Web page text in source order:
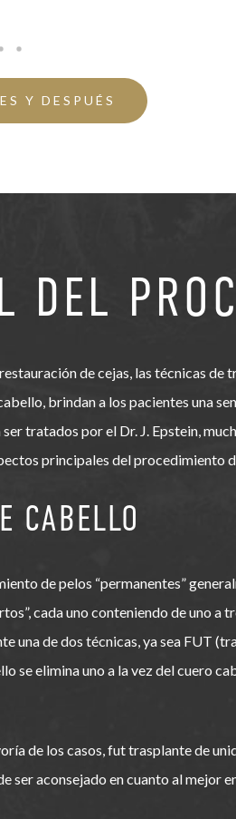
Y DESPUÉS
DEL
de cejas, las técnicas de
brindan a los pacientes una
tratados por el Dr. J. Epstein,
principales del procedimiento
CABELLO
de pelos “permanentes”
cada uno conteniendo de uno a
una de dos técnicas, ya sea FUT
se elimina uno a la vez del cuero
de los casos, fut trasplante de
ser aconsejado en cuanto al mejor